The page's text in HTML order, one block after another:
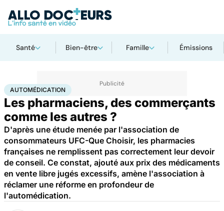
Santé Bien-être Famille Émissions
AccueilSantéAutomédication
AUTOMÉDICATION
Les pharmaciens, des commerçants
comme les autres ?
D'après une étude menée par l'association de
consommateurs UFC-Que Choisir, les pharmacies
françaises ne remplissent pas correctement leur devoir
de conseil. Ce constat, ajouté aux prix des médicaments
en vente libre jugés excessifs, amène l'association à
réclamer une réforme en profondeur de
l'automédication.